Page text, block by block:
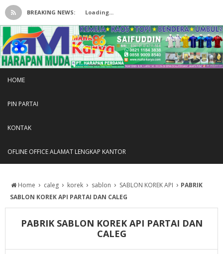
BREAKING NEWS: Loading...
HOME
PIN PARTAI
KONTAK
OFLINE OFFICE ALAMAT LENGKAP KANTOR
Home › caleg › korek › sablon › SABLON KOREK API › PABRIK
SABLON KOREK API PARTAI DAN CALEG
PABRIK SABLON KOREK API PARTAI DAN
CALEG